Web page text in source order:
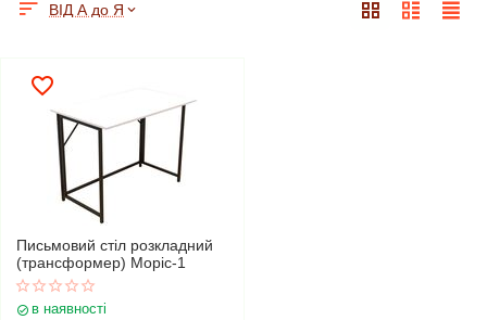
ВІД А до Я
Письмовий стіл розкладний
(трансформер) Моріс-1
в наявності